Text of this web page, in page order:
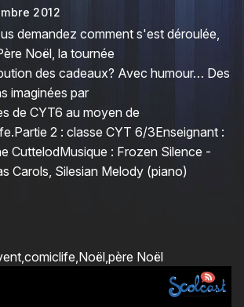
2012
demandez comment s'est déroulée,
Noël, la tournée
des cadeaux? Avec humour… Des
imaginées par
de CYT6 au moyen de
2 : classe CYT 6/3Enseignant :
CuttelodMusique : Frozen Silence -
Carols, Silesian Melody (piano)
comiclife Noël père Noël